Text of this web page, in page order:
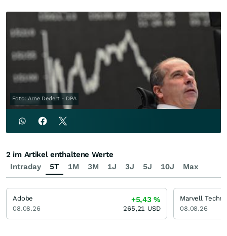
Foto: Arne Dedert - DPA
Intraday 5T 1M 3M 1J 3J 5J 10J Max
2 im Artikel enthaltene Werte
Adobe
08.08.26
+5,43%
265,21 USD
Marvell
08.08.26